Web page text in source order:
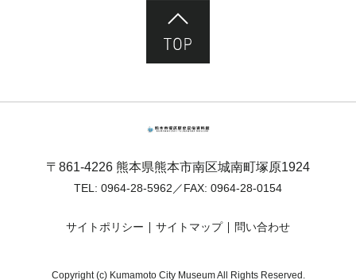
〒861-4226 熊本県熊本市南区城南町塚原1924
TEL: 0964-28-5962 ／FAX: 0964-28-0154
サイトポリシー サイトマップ 問い合わせ
Copyright (c) Kumamoto City Museum All Rights Reserved.